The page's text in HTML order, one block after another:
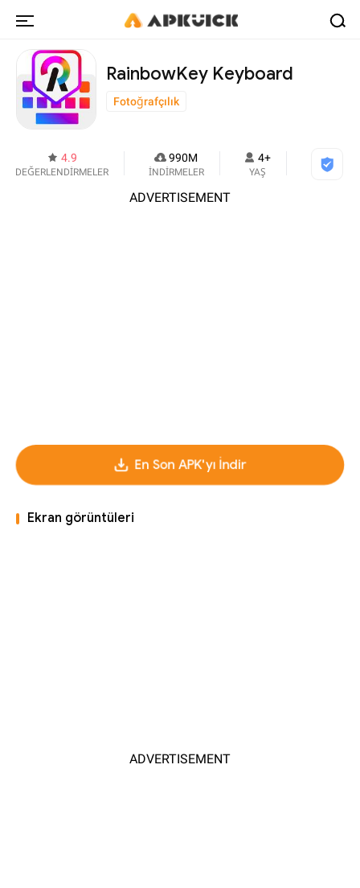
RainbowKey Keyboard
Fotoğrafçılık
4.9
DEĞERLENDİRMELER
990M
İNDİRMELER
4+
YAŞ
ADVERTISEMENT
En Son APK'yı İndir
Ekran görüntüleri
ADVERTISEMENT